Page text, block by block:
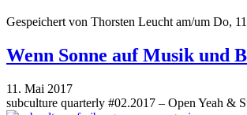
Gespeichert von Thorsten Leucht am/um Do,
Wenn Sonne auf Musik und
11. Mai 2017
subculture quarterly #02.2017 – Open Yeah &